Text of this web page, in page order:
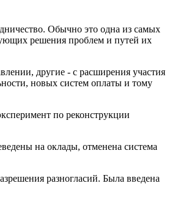
Обычно это одна из самых
решения проблем и путей их
другие - с расширения участия
новых систем оплаты и тому
по реконструкции
на оклады, отменена систе­ма
разногласий. Была введе­на